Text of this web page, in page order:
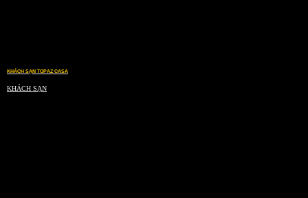
KHÁCH SẠN TOPAZ CASA
KHÁCH SẠN